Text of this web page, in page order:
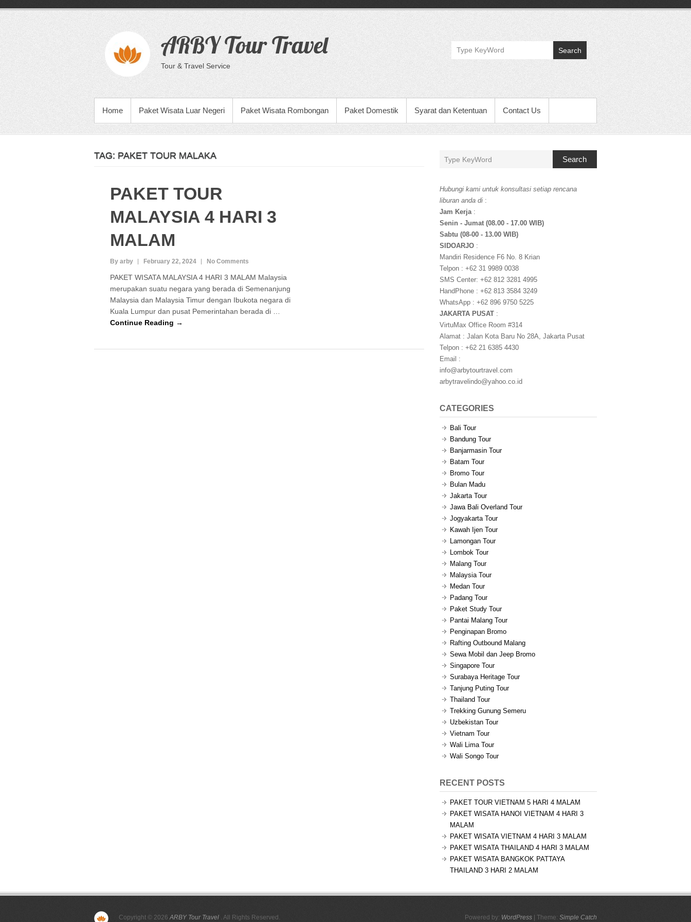
content
ARBY Tour Travel
Tour & Travel Service
Search
PRIMARY MENU
Home Paket Wisata Luar Negeri Paket Wisata Rombongan Paket Domestik Syarat dan Ketentuan Contact Us
TAG: PAKET TOUR MALAKA
PAKET TOUR
MALAYSIA 4 HARI 3
MALAM
By arby February 22, 2024 No Comments
PAKET WISATA MALAYSIA 4 HARI 3 MALAM Malaysia
merupakan suatu negara yang berada di Semenanjung
Malaysia dan Malaysia Timur dengan Ibukota negara di
Kuala Lumpur dan pusat Pemerintahan berada di …
Continue Reading →
Search
Hubungi kami untuk konsultasi setiap rencana
liburan anda di :
Jam Kerja:
Senin - Jumat (08.00 - 17.00 WIB)
Sabtu (08-00 - 13.00 WIB)
SIDOARJO:
Mandiri Residence F6 No. 8 Krian
Telpon : +62 31 9989 0038
SMS Center: +62 812 3281 4995
HandPhone : +62 813 3584 3249
WhatsApp : +62 896 9750 5225
JAKARTA PUSAT :
VirtuMax Office Room #314
Alamat : Jalan Kota Baru No 28A, Jakarta Pusat
Telpon : +62 21 6385 4430
Email :
info@arbytourtravel.com
arbytravelindo@yahoo.co.id
CATEGORIES
Bali Tour
Bandung Tour
Banjarmasin Tour
Batam Tour
Bromo Tour
Bulan Madu
Jakarta Tour
Jawa Bali Overland Tour
Jogyakarta Tour
Kawah Ijen Tour
Lamongan Tour
Lombok Tour
Malang Tour
Malaysia Tour
Medan Tour
Padang Tour
Paket Study Tour
Pantai Malang Tour
Penginapan Bromo
Rafting Outbound Malang
Sewa Mobil dan Jeep Bromo
Singapore Tour
Surabaya Heritage Tour
Tanjung Puting Tour
Thailand Tour
Trekking Gunung Semeru
Uzbekistan Tour
Vietnam Tour
Wali Lima Tour
Wali Songo Tour
RECENT POSTS
PAKET TOUR VIETNAM 5 HARI 4 MALAM
PAKET WISATA HANOI VIETNAM 4 HARI 3
MALAM
PAKET WISATA VIETNAM 4 HARI 3 MALAM
PAKET WISATA THAILAND 4 HARI 3 MALAM
PAKET WISATA BANGKOK PATTAYA
THAILAND 3 HARI 2 MALAM
Copyright © 2026ARBY Tour Travel . All Rights Reserved. Powered by: WordPress | Theme: Simple Catch